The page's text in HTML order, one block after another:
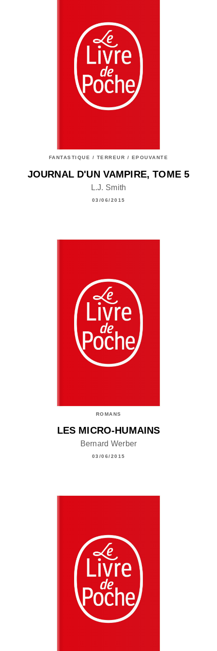
FANTASTIQUE / TERREUR / EPOUVANTE
JOURNAL D'UN VAMPIRE, TOME 5
L.J. Smith
03/06/2015
ROMANS
LES MICRO-HUMAINS
Bernard Werber
03/06/2015